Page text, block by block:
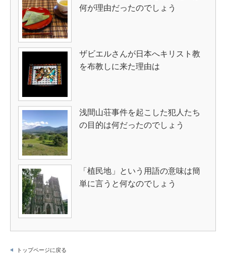
何が理由だったのでしょう
ザビエルさんが日本へキリスト教
を布教しに来た理由は
浅間山荘事件を起こした犯人たち
の目的は何だったのでしょう
「植民地」という用語の意味は簡
単に言うと何なのでしょう
トップページに戻る